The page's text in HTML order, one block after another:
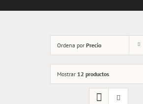
Ordena por Precio
Mostrar 12 productos